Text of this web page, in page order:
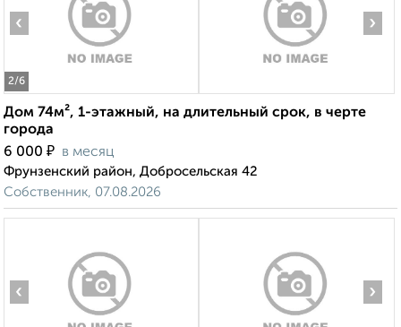
2/6
‹ ›
Дом 74м², 1-этажный, на длительный срок, в черте
города
6 000 ₽ в месяц
Фрунзенский район, Добросельская 42
Собственник, 07.08.2026
‹ ›